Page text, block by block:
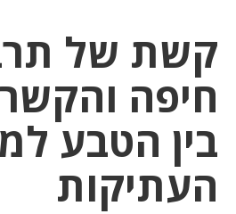
קשת של
חיפה
בין הטבע
העתיקות